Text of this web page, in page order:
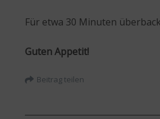
Für etwa 30 Minuten
Guten Appetit!
Beitrag teilen